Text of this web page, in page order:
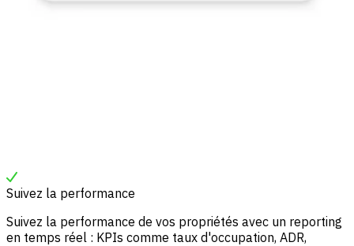
Suivez la performance
Suivez la performance de vos propriétés avec un reporting
en temps réel : KPIs comme taux d'occupation, ADR,